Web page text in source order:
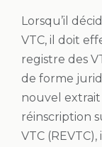
Lorsqu’il
VTC, il doit
registre des
de forme
nouvel extrait
réinscription
VTC